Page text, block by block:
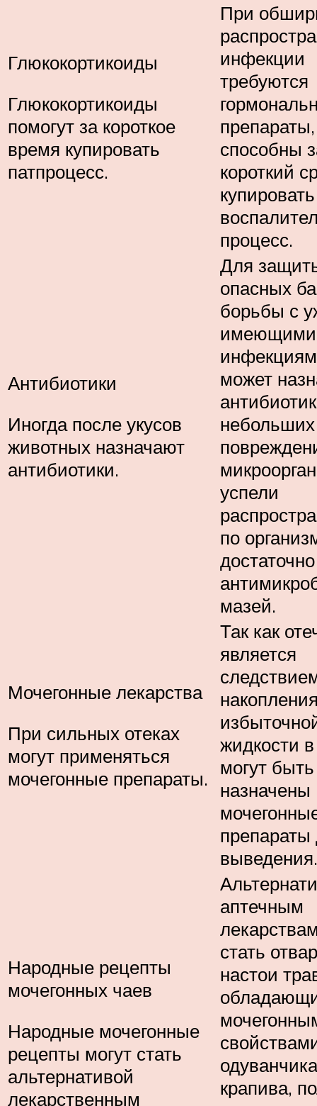
Глюкокортикоиды
Глюкокортикоиды
помогут за короткое
время купировать
патпроцесс.
При
инфекции
требуются
способны
короткий
купировать
процесс.
Антибиотики
Иногда после укусов
животных назначают
антибиотики.
Для
опасных
борьбы с
может
небольших
успели
по
достаточно
мазей.
Мочегонные лекарства
При сильных отеках
могут применяться
мочегонные препараты.
Так как
является
жидкости
могут быть
назначены
препараты
выведения.
Народные рецепты
мочегонных чаев
Народные мочегонные
рецепты могут стать
альтернативой
лекарственным
аптечным
стать
настои
крапива,